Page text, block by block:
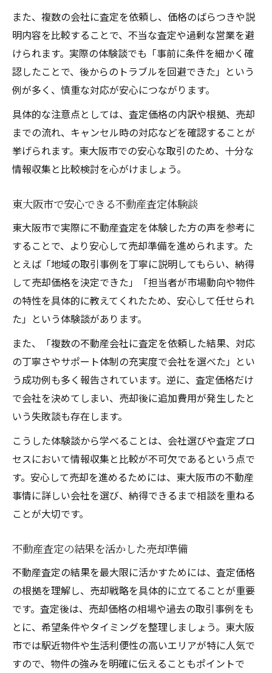
また、複数の会社に査定を依頼し、価格のばらつきや説
明内容を比較することで、不当な査定や過剰な営業を避
けられます。実際の体験談でも「事前に条件を細かく確
認したことで、後からのトラブルを回避できた」という
例が多く、慎重な対応が安心につながります。
具体的な注意点としては、査定価格の内訳や根拠、売却
までの流れ、キャンセル時の対応などを確認することが
挙げられます。東大阪市での安心な取引のため、十分な
情報収集と比較検討を心がけましょう。
東大阪市で安心できる不動産査定体験談
東大阪市で実際に不動産査定を体験した方の声を参考に
することで、より安心して売却準備を進められます。た
とえば「地域の取引事例を丁寧に説明してもらい、納得
して売却価格を決定できた」「担当者が市場動向や物件
の特性を具体的に教えてくれたため、安心して任せられ
た」という体験談があります。
また、「複数の不動産会社に査定を依頼した結果、対応
の丁寧さやサポート体制の充実度で会社を選べた」とい
う成功例も多く報告されています。逆に、査定価格だけ
で会社を決めてしまい、売却後に追加費用が発生したと
いう失敗談も存在します。
こうした体験談から学べることは、会社選びや査定プロ
セスにおいて情報収集と比較が不可欠であるという点で
す。安心して売却を進めるためには、東大阪市の不動産
事情に詳しい会社を選び、納得できるまで相談を重ねる
ことが大切です。
不動産査定の結果を活かした売却準備
不動産査定の結果を最大限に活かすためには、査定価格
の根拠を理解し、売却戦略を具体的に立てることが重要
です。査定後は、売却価格の相場や過去の取引事例をも
とに、希望条件やタイミングを整理しましょう。東大阪
市では駅近物件や生活利便性の高いエリアが特に人気で
すので、物件の強みを明確に伝えることもポイントで